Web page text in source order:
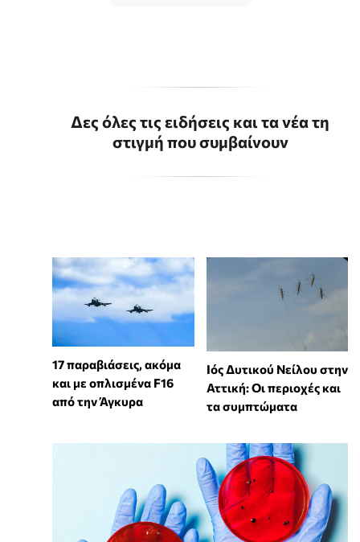
Δες όλες τις ειδήσεις και τα νέα τη
στιγμή που συμβαίνουν
17 παραβιάσεις, ακόμα
και με οπλισμένα F16
από την Άγκυρα
Ιός Δυτικού Νείλου στην
Αττική: Οι περιοχές και
τα συμπτώματα